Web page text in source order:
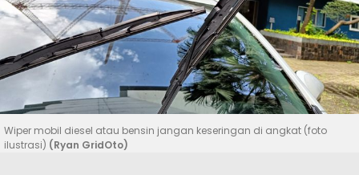
Wiper mobil diesel atau bensin jangan keseringan di angkat (foto
ilustrasi) (Ryan GridOto)